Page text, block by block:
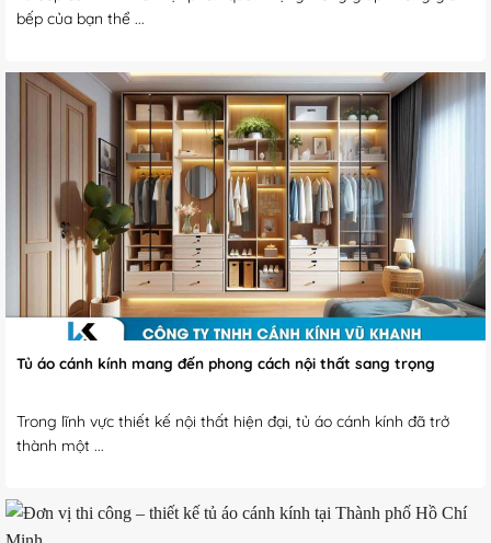
bếp của bạn thể ...
Tủ áo cánh kính mang đến phong cách nội thất sang trọng
Trong lĩnh vực thiết kế nội thất hiện đại, tủ áo cánh kính đã trở
thành một ...